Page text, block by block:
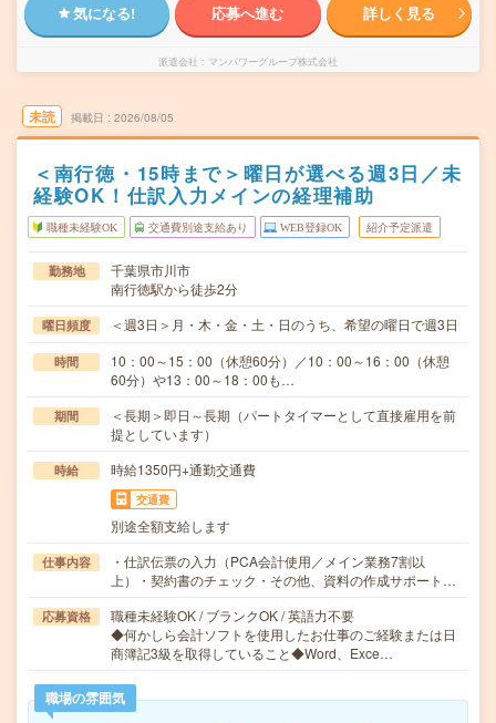
気になる! 応募へ進む 詳しく見る
派遣会社 マンパワーグループ株式会社
未読 掲載日 2026/08/05
＜南行徳・15時まで＞曜日が選べる週3日／未
経験OK！仕訳入力メインの経理補助
職種未経験OK 交通費別途支給あり WEB登録OK 紹介予定派遣
勤務地
千葉県市川市
南行徳駅から徒歩2分
曜日頻度 ＜週3日＞月・木・金・土・日のうち、希望の曜日で週3日
時間
10：00～15：00（休憩60分）／10：00～16：00（休憩
60分）や13：00～18：00も…
期間
＜長期＞即日～長期（パートタイマーとして直接雇用を前
提としています）
時給 時給1350円+通勤交通費
交通費
別途全額支給します
仕事内容
・仕訳伝票の入力（PCA会計使用／メイン業務7割以
上）・契約書のチェック・その他、資料の作成サポート…
応募資格
職種未経験OK / ブランクOK / 英語力不要
◆何かしら会計ソフトを使用したお仕事のご経験または日
商簿記3級を取得していること◆Word、Exce…
職場の雰囲気